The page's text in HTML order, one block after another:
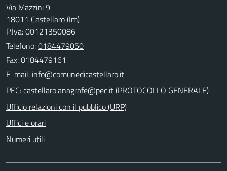
Via Mazzini 9
18011 Castellaro (Im)
P.Iva: 00121350086
Telefono:0184479050
Fax: 0184479161
E-mail:
PEC:
(PROTOCOLLO GENERALE)
Ufficio relazioni con il pubblico (URP)
Uffici e orari
Numeri utili